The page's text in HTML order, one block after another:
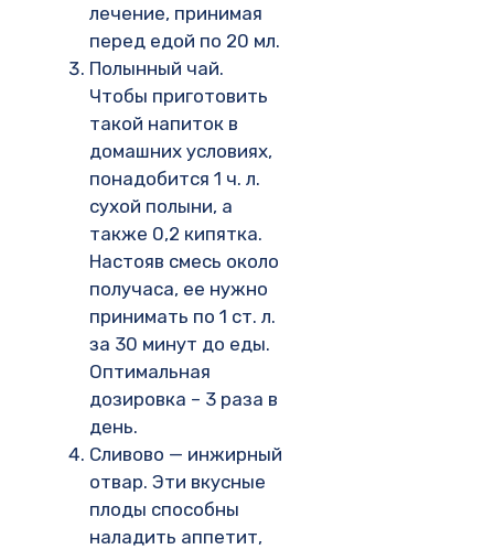
лечение, принимая
перед едой по 20 мл.
Полынный чай.
Чтобы приготовить
такой напиток в
домашних условиях,
понадобится 1 ч. л.
сухой полыни, а
также 0,2 кипятка.
Настояв смесь около
получаса, ее нужно
принимать по 1 ст. л.
за 30 минут до еды.
Оптимальная
дозировка – 3 раза в
день.
Сливово — инжирный
отвар. Эти вкусные
плоды способны
наладить аппетит,